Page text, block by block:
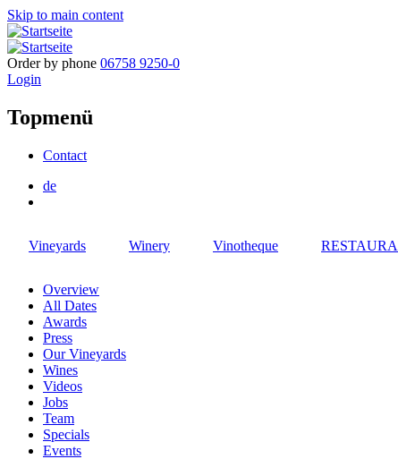
Skip to main content
Order by phone 06758 9250-0
Login
Topmenü
Contact
de
Vineyards Winery Vinotheque
Overview
All Dates
Awards
Press
Our Vineyards
Wines
Videos
Jobs
Team
Specials
Events